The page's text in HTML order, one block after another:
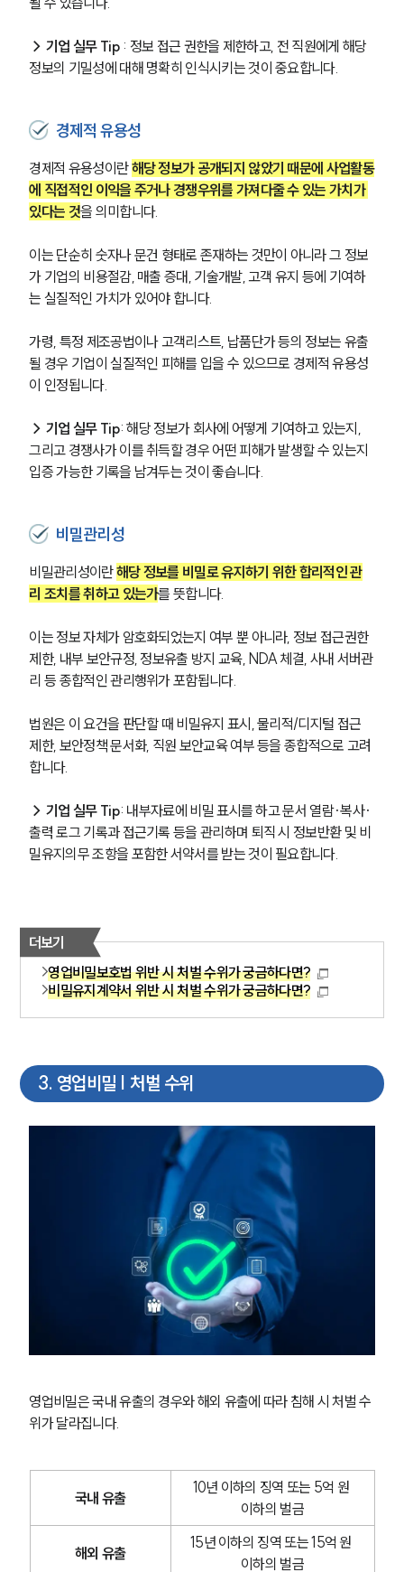
대륜의 강점
오시는 길
글로벌 파트너 로펌
고객의 소리
통합검색
→ 기업 실무 Tip : 정보 접근 권한을 제한하고, 전 직원에게 해당
정보의 기밀성에 대해 명확히 인식시키는 것이 중요합니다.
경제적 유용성
경제적 유용성이란 해당 정보가 공개되지 않았기 때문에 사업활동
에 직접적인 이익을 주거나 경쟁우위를 가져다줄 수 있는 가치가
있다는 것을 의미합니다.
이는 단순히 숫자나 문건 형태로 존재하는 것만이 아니라 그 정보
가 기업의 비용절감, 매출 증대, 기술개발, 고객 유지 등에 기여하
는 실질적인 가치가 있어야 합니다.
가령, 특정 제조공법이나 고객리스트, 납품단가 등의 정보는 유출
될 경우 기업이 실질적인 피해를 입을 수 있으므로 경제적 유용성
이 인정됩니다.
→ 기업 실무 Tip: 해당 정보가 회사에 어떻게 기여하고 있는지,
그리고 경쟁사가 이를 취득할 경우 어떤 피해가 발생할 수 있는지
입증 가능한 기록을 남겨두는 것이 좋습니다.
비밀관리성
비밀관리성이란 해당 정보를 비밀로 유지하기 위한 합리적인 관
리 조치를 취하고 있는가를 뜻합니다.
이는 정보 자체가 암호화되었는지 여부 뿐 아니라, 정보 접근권한
제한, 내부 보안규정, 정보유출 방지 교육, NDA 체결, 사내 서버관
리 등 종합적인 관리행위가 포함됩니다.
법원은 이 요건을 판단할 때 비밀유지 표시, 물리적/디지털 접근
제한, 보안정책 문서화, 직원 보안교육 여부 등을 종합적으로 고려
합니다.
→ 기업 실무 Tip: 내부자료에 비밀 표시를 하고 문서 열람·복사·
출력 로그 기록과 접근기록 등을 관리하며 퇴직 시 정보반환 및 비
밀유지의무 조항을 포함한 서약서를 받는 것이 필요합니다.
더보기
영업비밀보호법 위반 시 처벌 수위가 궁금하다면?
비밀유지계약서 위반 시 처벌 수위가 궁금하다면?
3. 영업비밀 | 처벌 수위
영업비밀은 국내 유출의 경우와 해외 유출에 따라 침해 시 처벌 수
위가 달라집니다.
국내 유출
10년 이하의 징역 또는 5억 원
이하의 벌금
해외 유출
15년 이하의 징역 또는 15억 원
이하의 벌금